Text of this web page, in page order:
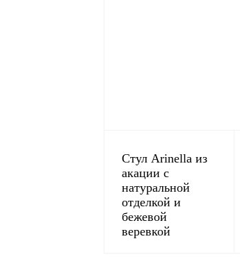
Стул Arinella из
акации с
натуральной
отделкой и
бежевой
веревкой